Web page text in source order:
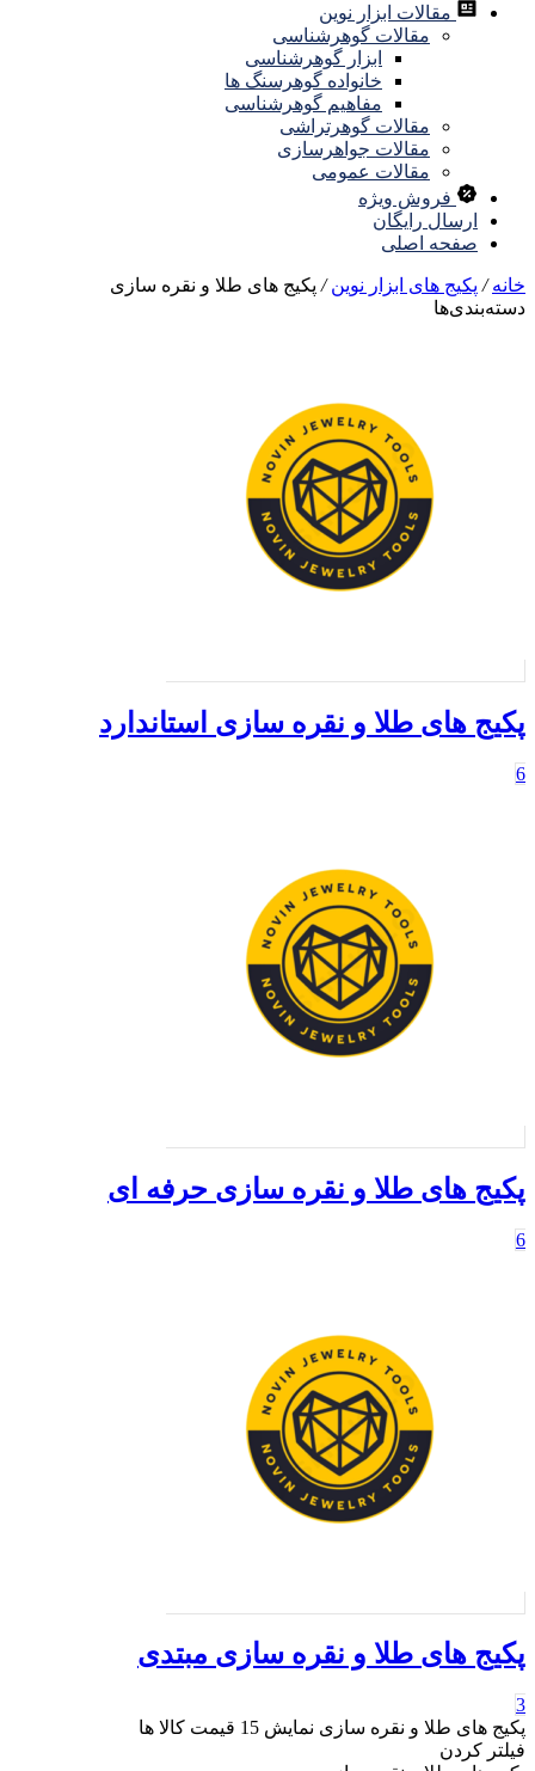
مقالات ابزار نوین
مقالات گوهرشناسی
ابزار گوهرشناسی
خانواده گوهرسنگ ها
مفاهیم گوهرشناسی
مقالات گوهرتراشی
مقالات جواهرسازی
مقالات عمومی
فروش ویژه
ارسال رایگان
صفحه اصلی
/پکیج های ابزار نوین/پکیج های طلا و نقره سازی
های طلا و نقره سازی استاندارد
های طلا و نقره سازی حرفه ای
های طلا و نقره سازی مبتدی
های طلا و نقره سازی نمایش 15 قیمت کالا ها
کردن